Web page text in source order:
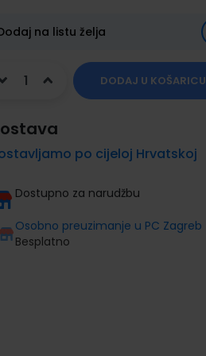
na listu želja
DODAJ U KOŠARICU
po cijeloj Hrvatskoj
Dostupno za narudžbu
Osobno preuzimanje u PC Zagreb
Besplatno